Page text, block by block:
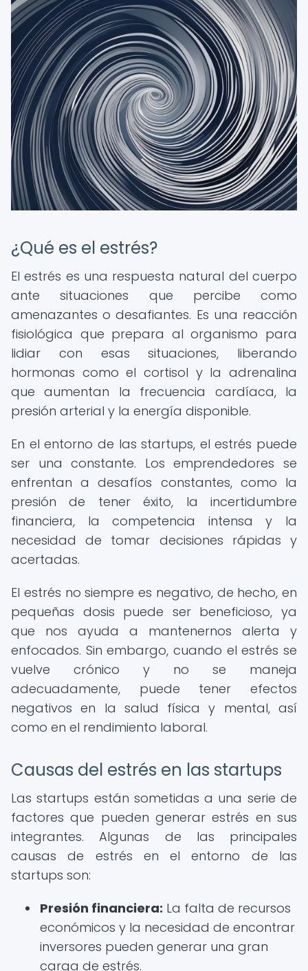
¿Qué es el estrés?
El estrés es una respuesta natural del cuerpo
ante situaciones que percibe como
amenazantes o desafiantes. Es una reacción
fisiológica que prepara al organismo para
lidiar con esas situaciones, liberando
hormonas como el cortisol y la adrenalina
que aumentan la frecuencia cardíaca, la
presión arterial y la energía disponible.
En el entorno de las startups, el estrés puede
ser una constante. Los emprendedores se
enfrentan a desafíos constantes, como la
presión de tener éxito, la incertidumbre
financiera, la competencia intensa y la
necesidad de tomar decisiones rápidas y
acertadas.
El estrés no siempre es negativo, de hecho, en
pequeñas dosis puede ser beneficioso, ya
que nos ayuda a mantenernos alerta y
enfocados. Sin embargo, cuando el estrés se
vuelve crónico y no se maneja
adecuadamente, puede tener efectos
negativos en la salud física y mental, así
como en el rendimiento laboral.
Causas del estrés en las startups
Las startups están sometidas a una serie de
factores que pueden generar estrés en sus
integrantes. Algunas de las principales
causas de estrés en el entorno de las
startups son:
Presión financiera: La falta de recursos
económicos y la necesidad de encontrar
inversores pueden generar una gran
carga de estrés.